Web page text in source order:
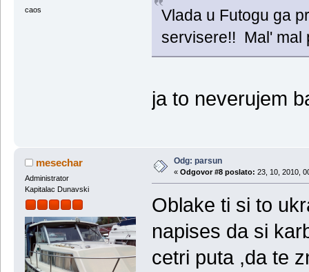
caos
Vlada u Futogu ga
servisere!! Mal' mal
ja to neverujem
mesechar
Administrator
Kapitalac Dunavski
Odg: parsun
« Odgovor #8 poslato: 23, 10, 2010,
Oblake ti si to
napises da si
cetri puta ,da te